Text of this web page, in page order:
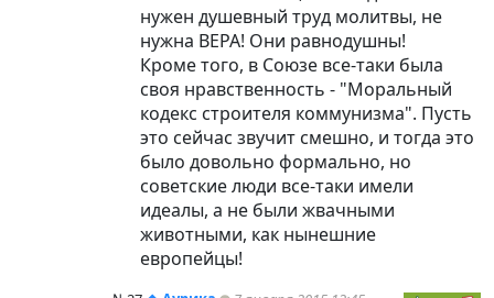
нужен душевный труд молитвы, не
нужна ВЕРА! Они равнодушны!
Кроме того, в Союзе все-таки была
своя нравственность - "Моральный
кодекс строителя коммунизма". Пусть
это сейчас звучит смешно, и тогда это
было довольно формально, но
советские люди все-таки имели
идеалы, а не были жвачными
животными, как нынешние
европейцы!